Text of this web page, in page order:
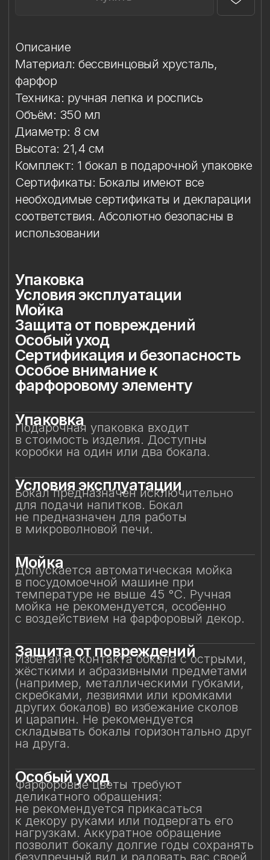
Сертификаты: Бокалы имеют все
необходимые сертификаты и декларации
соответствия. Абсолютно безопасны в
использовании
Упаковка
Условия эксплуатации
Мойка
Защита от повреждений
Особый уход
Сертификация и безопасность
Особое внимание к
фарфоровому элементу
Упаковка
Подарочная упаковка входит
Условия эксплуатации
Бокал предназначен исключительно
для подачи напитков. Бокал
не предназначен для работы
в микроволновой печи.
Мойка
Допускается автоматическая мойка
в посудомоечной машине при
температуре не выше 45 °C. Ручная
мойка не рекомендуется, особенно
с воздействием на фарфоровый декор.
Защита от повреждений
Избегайте контакта бокала с острыми,
жёсткими и абразивными предметами
(например, металлическими губками,
скребками, лезвиями или кромками
других бокалов) во избежание сколов
складывать бокалы горизонтально друг
на друга.
Особый уход
Фарфоровые цветы требуют
деликатного обращения:
нагрузкам. Аккуратное обращение
позволит бокалу долгие годы сохранять
безупречный вид и радовать вас своей
красотой. Не предназначен для нагрева
в микроволновой печи.
Сертификация и
Изделие прошло все необходимые
испытания и имеет сертификаты
соответствия. Бокал безопасен для
контакта с пищевыми продуктами
и может использоваться по прямому
назначению.
Особое внимание к
фарфоровому элементу
Фарфоровый цветок — результат
ручной работы, требующий
исключительно деликатного
к фарфоровому элементу
и не подвергайте механическим
воздействиям. Бережное отношение
к изделию позволит на долгие годы
сохранить его красоту и изысканность,
позволяя белому вину раскрывать свой
характер мягко, светло и полно — как
оно того заслуживает.